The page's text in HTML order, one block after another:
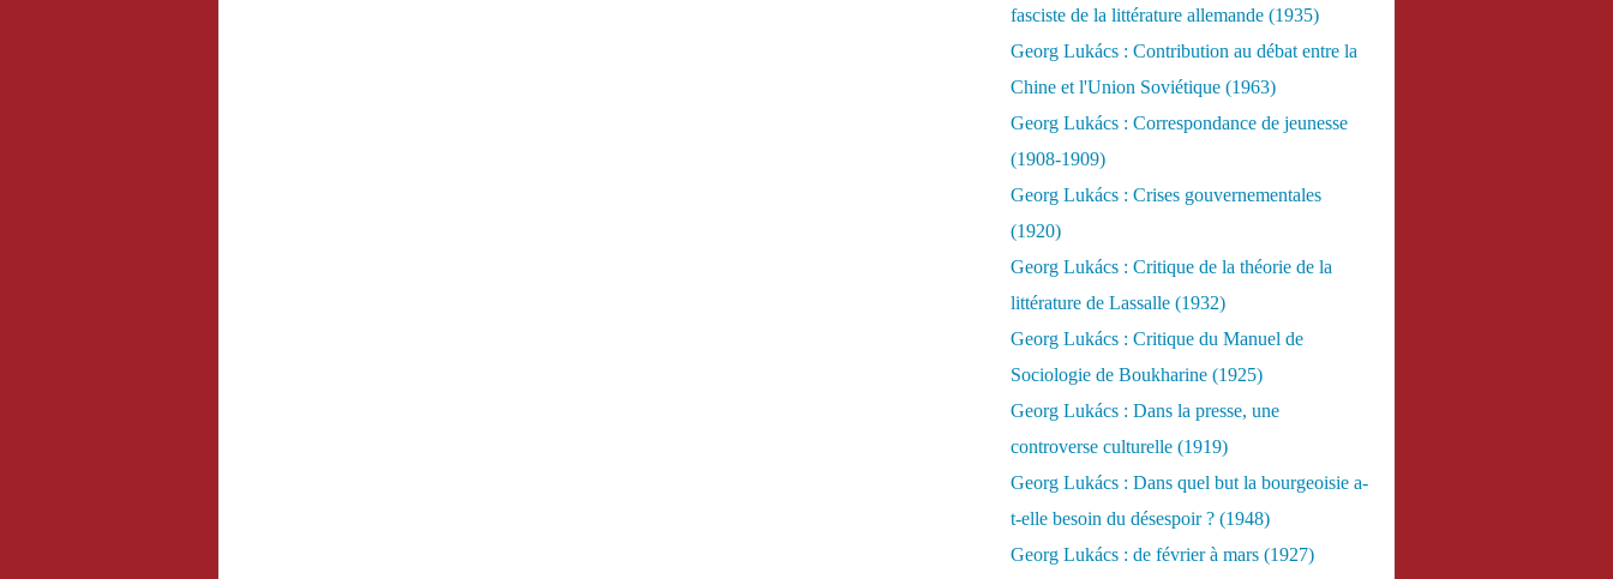
fasciste de la littérature allemande (1935)
Georg Lukács : Contribution au débat entre la
Chine et l'Union Soviétique (1963)
Georg Lukács : Correspondance de jeunesse
(1908-1909)
Georg Lukács : Crises gouvernementales
(1920)
Georg Lukács : Critique de la théorie de la
littérature de Lassalle (1932)
Georg Lukács : Critique du Manuel de
Sociologie de Boukharine (1925)
Georg Lukács : Dans la presse, une
controverse culturelle (1919)
Georg Lukács : Dans quel but la bourgeoisie a-
t-elle besoin du désespoir ? (1948)
Georg Lukács : de février à mars (1927)